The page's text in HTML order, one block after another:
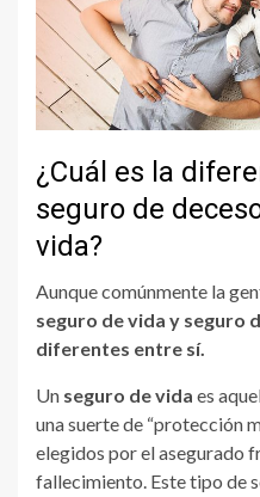
¿Cuál es la
seguro de
vida?
Aunque comúnmente la
seguro de vida y seguro
diferentes entre sí.
Un seguro de vida es
una suerte de “protección
elegidos por el asegurado
fallecimiento. Este tipo de